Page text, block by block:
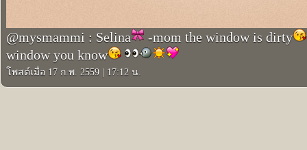
@mysmammi : Selina -mom the window is dirty
window you know
โพสต์เมื่อ 17 ก.พ. 2559 17:12 น.